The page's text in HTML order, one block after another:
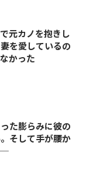
元カノを抱きし
を愛しているの
かった
た膨らみに彼の
そして手が腰か